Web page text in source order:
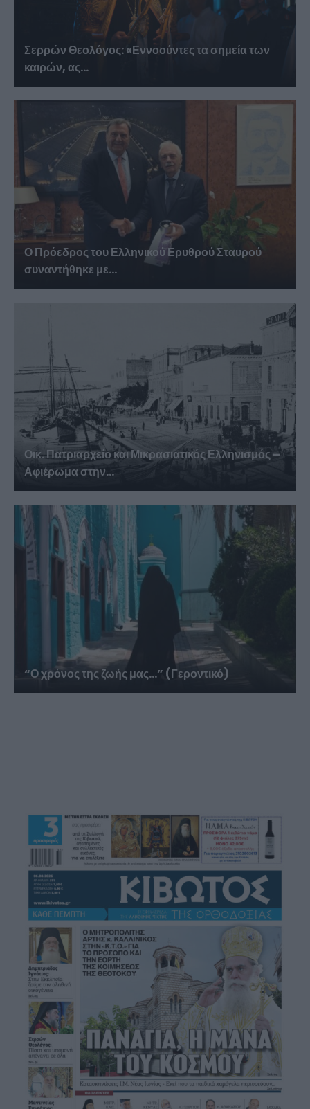
Σερρών Θεολόγος: «Εννοούντες τα σημεία των
καιρών, ας...
Ο Πρόεδρος του Ελληνικού Ερυθρού Σταυρού
συναντήθηκε με...
Οικ. Πατριαρχείο και Μικρασιατικός Ελληνισμός –
Αφιέρωμα στην...
“Ο χρόνος της ζωής μας…” (Γεροντικό)